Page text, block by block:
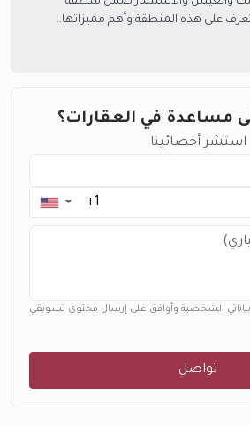
على هذه المنطقة وأهم مميزاتها..
مساعدة في العقارات؟
استشر أخصائينا
▼
الشخصية وأوافق على إرسال محتوى تسويقي
تواصل